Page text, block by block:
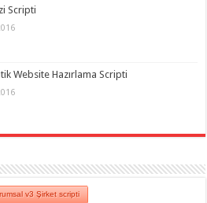
Scripti
Website Hazırlama Scripti
v3 Şirket scripti